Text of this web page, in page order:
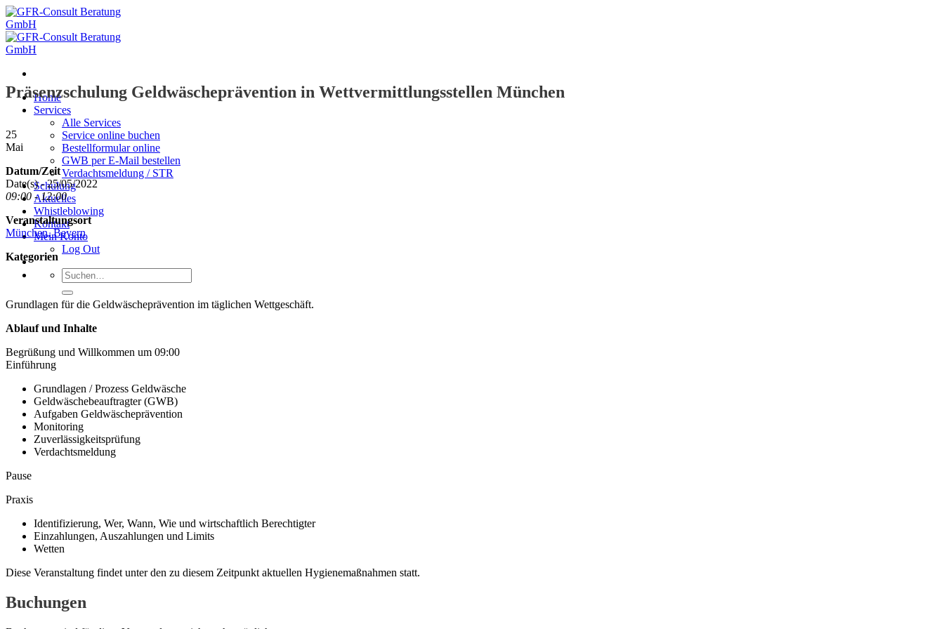
Zum
Inhalt
springen
Home
Services
Alle Services
Service online buchen
Bestellformular online
GWB per E-Mail bestellen
Verdachtsmeldung / STR
Schulung
Aktuelles
Whistleblowing
Kontakt
Mein Konto
Log Out
Suche
nach:
Präsenzschulung Geldwäscheprävention in Wettvermittlungsstellen München
25
Mai
Datum/Zeit
Date(s) - 25/05/2022
09:00 - 12:00
Veranstaltungsort
München, Bayern
Kategorien
Grundlagen für die Geldwäscheprävention im täglichen Wettgeschäft.
Ablauf und Inhalte
Begrüßung und Willkommen um 09:00
Einführung
Grundlagen / Prozess Geldwäsche
Geldwäschebeauftragter (GWB)
Aufgaben Geldwäscheprävention
Monitoring
Zuverlässigkeitsprüfung
Verdachtsmeldung
Pause
Praxis
Identifizierung, Wer, Wann, Wie und wirtschaftlich Berechtigter
Einzahlungen, Auszahlungen und Limits
Wetten
Diese Veranstaltung findet unter den zu diesem Zeitpunkt aktuellen Hygienemaßnahmen statt.
Buchungen